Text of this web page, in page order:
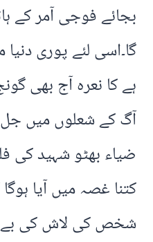
بجائے فوجی آمر کے
گا۔اسی لئے پوری دنیا
ہے کا نعرہ آج بھی
آگ کے شعلوں میں جل
ضیاء بھٹو شہید کی
کتنا غصہ میں آیا
شخص کی لاش کی بے